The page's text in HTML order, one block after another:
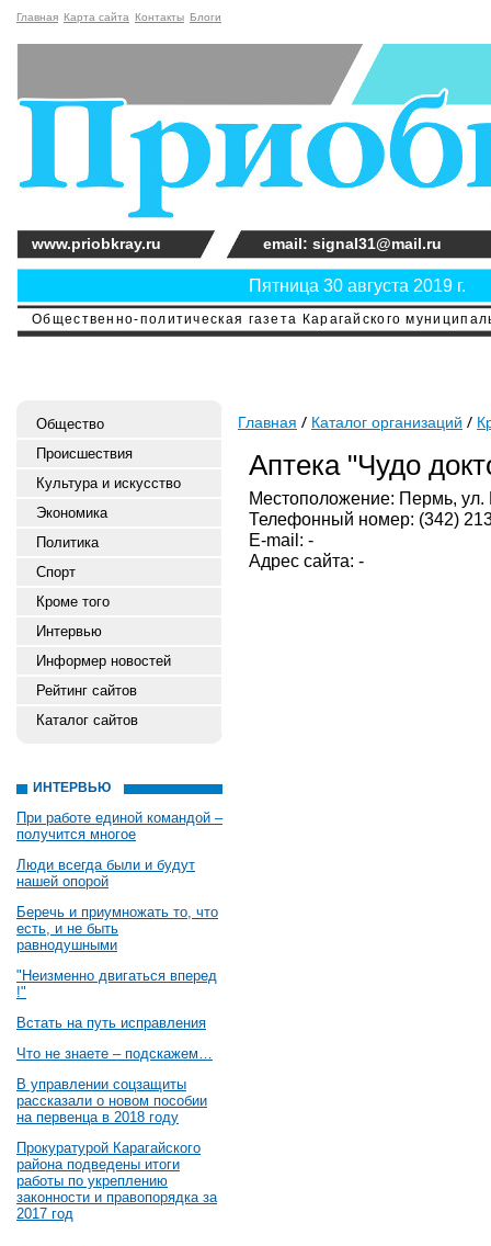
Главная Карта сайта Контакты Блоги
Общественно-политическая газета Карагайского
Пятница 30 августа 2019 г.
www.priobkray.ru email: signal31@mail.ru
Общество
Происшествия
Культура и искусство
Экономика
Политика
Спорт
Кроме того
Интервью
Информер новостей
Рейтинг сайтов
Каталог сайтов
ИНТЕРВЬЮ
При работе единой командой –
получится многое
Люди всегда были и будут
нашей опорой
Беречь и приумножать то, что
есть, и не быть
равнодушными
"Неизменно двигаться вперед
!"
Встать на путь исправления
Что не знаете – подскажем…
В управлении соцзащиты
рассказали о новом пособии
на первенца в 2018 году
Прокуратурой Карагайского
района подведены итоги
работы по укреплению
законности и правопорядка за
2017 год
Главная Каталог организаций
Аптека "Чудо
Местоположение: Пермь, ул.
Телефонный номер: (342)
E-mail: -
Адрес сайта: -